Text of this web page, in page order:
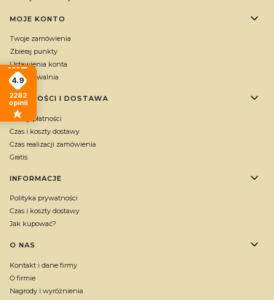
MOJE KONTO
Twoje zamówienia
Zbieraj punkty
Ustawienia konta
Przechowalnia
PŁATNOŚCI I DOSTAWA
Formy płatności
Czas i koszty dostawy
Czas realizacji zamówienia
Gratis
INFORMACJE
Polityka prywatności
Czas i koszty dostawy
Jak kupować?
O NAS
Kontakt i dane firmy
O firmie
Nagrody i wyróżnienia
4.9
2282
opinii